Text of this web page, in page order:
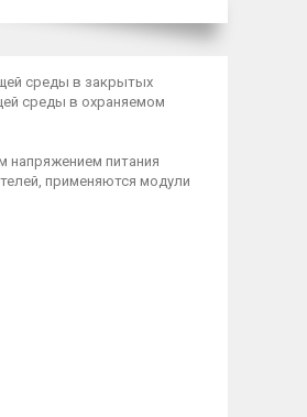
среды в закрытых
среды в охраняемом
напряжением питания
применяются модули